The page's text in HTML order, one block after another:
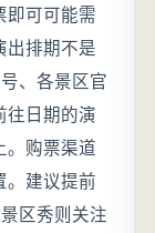
即可可能需
出排期不是
、各景区官
往日期的演
。购票渠道
。建议提前
区秀则关注